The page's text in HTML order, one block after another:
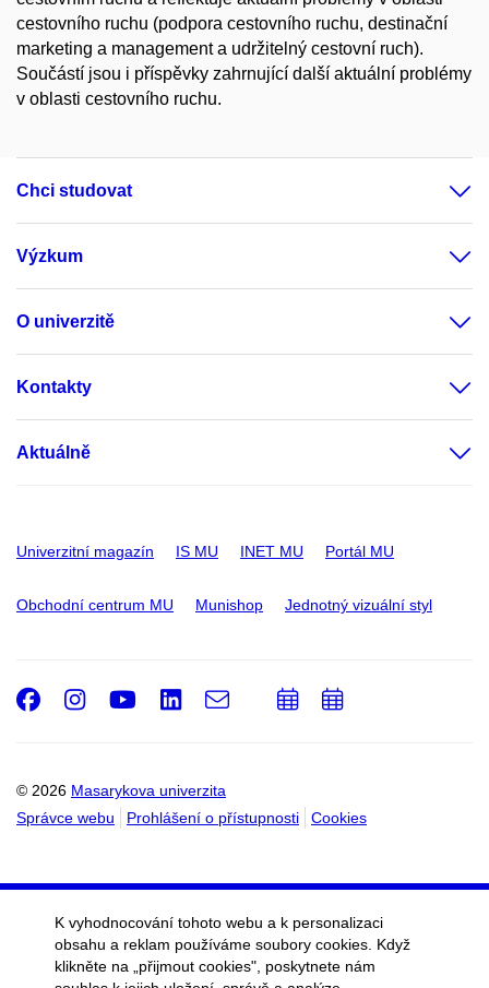
cestovního ruchu (podpora cestovního ruchu, destinační
marketing a management a udržitelný cestovní ruch).
Součástí jsou i příspěvky zahrnující další aktuální problémy
v oblasti cestovního ruchu.
Chci studovat
Výzkum
O univerzitě
Kontakty
Aktuálně
Univerzitní magazín IS MU INET MU Portál MU
Obchodní centrum MU Munishop Jednotný vizuální styl
© 2026 Masarykova univerzita
Správce webu
Prohlášení o přístupnosti Cookies
Facebook
Instagram
Youtube
LinkedIn
e-
PřidatPřidat
K vyhodnocování tohoto webu a k personalizaci
obsahu a reklam používáme soubory cookies. Když
klikněte na „přijmout cookies", poskytnete nám